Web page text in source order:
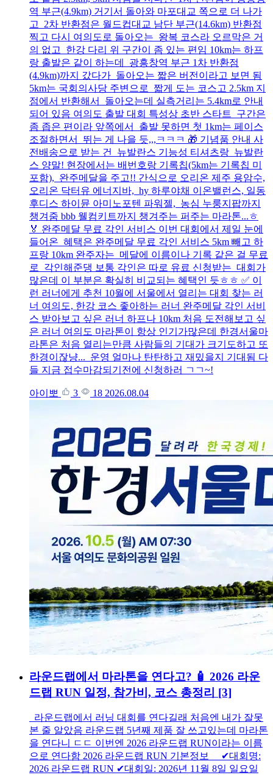
역 부근(4.9km) 거기서 돌아와 마포대교 쪽으로 더 나가
고 2차 반환점은 월드컵대교 남단 부근(14.6km) 반환점
찍고 다시 여의도로 돌아오는 왕복 코스라 오르막은 거
의 없고 한강 다리 위 구간이 좀 있는 편임 10km는 하프
랑 출발은 같이 하는데 광흥창역 부근 1차 반환점
(4.9km)까지 갔다가 돌아오는 짧은 버전이라고 보면 됨
5km는 국회의사당 주변으로 짧게 도는 코스고 2.5km 지
점에서 반환해서 돌아오는데 실측거리는 5.4km로 안내
되어 있음 여의도 출발 대회 특성상 초반 스타트 구간은
좀 좁은 편이라 앞쪽에서 출발 못하면 첫 1km는 페이스
조절하면서 뛰는 게 나을 듯,,,ㅋㅋㅋ 🎁 기념품 안내 사
전배송으로 받는 건 뉴발란스 기능성 티셔츠랑 뉴발란
스 양말! 현장에서는 배번호랑 기록칩(5km는 기록칩 미
포함), 완주메달을 주고!! 간식으로 오리온 제주 용암수,
오리온 닥터유 에너지바, hy 하루야채 이온밸런스, 일동
후디스 하이뮨 아미노포텐 파워젤, 농심 누룽지팝까지
챙겨줌 bbb 웰컴키트까지 챙겨주는 퍼주는 마라톤...ㅎ
🏅 완주메달 무료 각인 서비스 이번 대회에서 제일 눈에
들어온 혜택은 완주메달 무료 각인 서비스 5km 빼고 하
프랑 10km 완주자는 메달에 이름이나 기록 같은 걸 무료
로 각인해준댕 보통 각인은 따로 유료 신청받는 대회가
많은데 이 부분은 확실히 비교되는 혜택인 듯ㅎㅎ ✅ 이
런 러너에게 추천 10월에 서울에서 열리는 대회 찾는 러
너 여의도, 한강 코스 좋아하는 러너 완주메달 각인 서비
스 받아보고 싶은 러너 하프나 10km 처음 도전해보고 싶
은 러너 여의도 마라톤이 항상 인기가많은데 한경서울마
라톤은 처음 열리는만큼 사람들의 기대가 크기도하고 또
한경이잖냥... 운영 얼마나 탄탄하고 재밌을지 기대됨 다
들 지금 접수마감되기전에 신청하러 ㄱㄱ~!
아이뽀 3 18 2026.08.04
라운드랩에서 마라톤을 연다고? 🧴 2026 라운
드랩 RUN 일정, 참가비, 코스 총정리 [3]
라운드랩에서 러닝 대회를 연다길래 처음엔 내가 잘못
본 줄 알았음 라운드랩 5년째 제품 잘 쓰고있는데 마라톤
을 연다니 ㄷㄷ 이번엔 2026 라운드랩 RUN이라는 이름
으로 연다함 2026 라운드랩 RUN 기본정보 ✔대회명:
2026 라운드랩 RUN ✔대회일: 2026년 11월 8일 일요일